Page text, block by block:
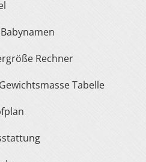
Rechner
Tabelle